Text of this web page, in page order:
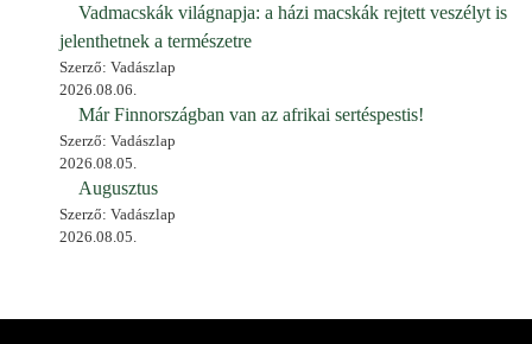
Vadmacskák világnapja: a házi macskák rejtett veszélyt is
jelenthetnek a természetre
Szerző: Vadászlap
2026.08.06.
Már Finnországban van az afrikai sertéspestis!
Szerző: Vadászlap
2026.08.05.
Augusztus
Szerző: Vadászlap
2026.08.05.